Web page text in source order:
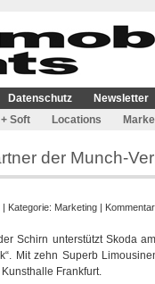
Datenschutz Newsletter
Soft Locations
der Munch-
Kategorie: Marketing |
Schirn unterstützt Skoda
Mit zehn Superb
Frankfurt.